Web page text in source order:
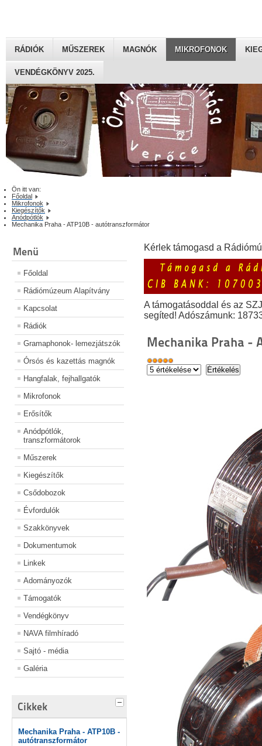
RÁDIÓK MŰSZEREK MAGNÓK MIKROFONOK
VENDÉGKÖNYV 2025.
Ön itt van:
Főoldal
Mikrofonok
Kiegészítők
Anódpótlók
Mechanika Praha - ATP10B - autótranszformátor
Menü
Főoldal
Rádiómúzeum Alapítvány
Kapcsolat
Rádiók
Gramaphonok- lemezjátszók
Órsós és kazettás magnók
Hangfalak, fejhallgatók
Mikrofonok
Erősítők
Anódpótlók,
transzformátorok
Műszerek
Kiegészítők
Csődobozok
Évfordulók
Szakkönyvek
Dokumentumok
Linkek
Adományozók
Támogatók
Vendégkönyv
NAVA filmhíradó
Sajtó - média
Galéria
Cikkek
Mechanika Praha - ATP10B -
autótranszformátor
Kérlek támogasd a
A támogatásoddal és az
segíted! Adószámunk:
Mechanika Praha -